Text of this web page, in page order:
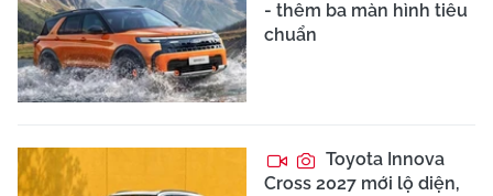
- thêm ba màn hình tiêu
chuẩn
Toyota Innova
Cross 2027 mới lộ diện,